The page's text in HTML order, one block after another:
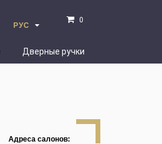
РУС
0
Дверные ручки
Адреса салонов: